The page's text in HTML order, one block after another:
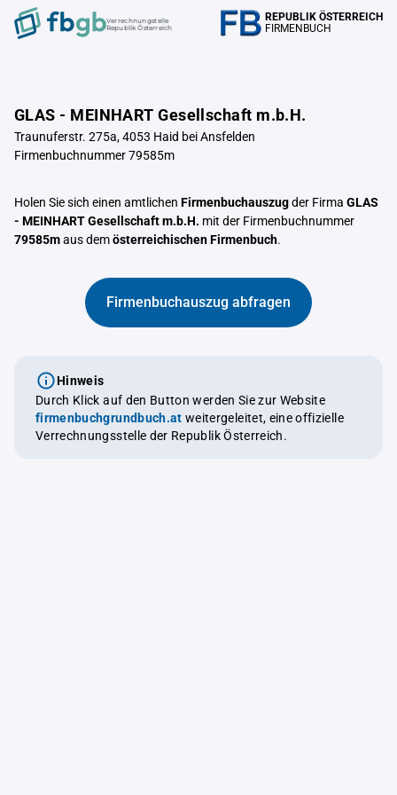
Verrechnungstelle
Republik Österreich
REPUBLIK ÖSTERREICH
FIRMENBUCH
GLAS - MEINHART Gesellschaft m.b.H.
Traunuferstr. 275a, 4053 Haid bei Ansfelden
Firmenbuchnummer 79585m
Holen Sie sich einen amtlichen Firmenbuchauszugder Firma GLAS
- MEINHART Gesellschaft m.b.H. mit der Firmenbuchnummer
79585maus demösterreichischen Firmenbuch.
Firmenbuchauszug abfragen
Hinweis
Durch Klick auf den Button werden Sie zur Website
firmenbuchgrundbuch.at weitergeleitet, eine offizielle
Verrechnungsstelle der Republik Österreich.